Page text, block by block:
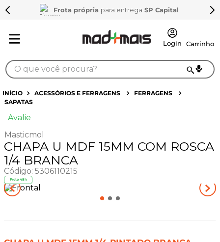
Frota própria para entrega SP Capital
O que você procura?
ACESSÓRIOS E FERRAGENS
FERRAGENS
SAPATAS
Avalie
Masticmol
CHAPA U MDF 15MM COM ROSCA
1/4 BRANCA
Código: 5306110215
Frete 48h
TERMOS MAIS BUSCADOS
1º
sarrafo
2º
3º
compensado naval
4
bagum
5º
mdf 15mm
6º
puxador